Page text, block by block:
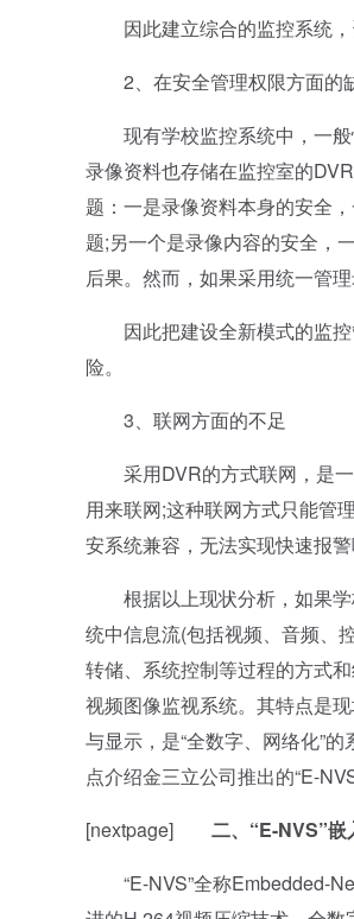
因此建立综合的监控系统，
2、在安全管理权限方面的
现有学校监控系统中，一般
录像资料也存储在监控室的
题：一是录像资料本身的安全
题;另一个是录像内容的安全，
后果。然而，如果采用统一管
因此把建设全新模式的监控
险。
3、联网方面的不足
采用DVR的方式联网，是一
用来联网;这种联网方式只能管
安系统兼容，无法实现快速报警
根据以上现状分析，如果学
统中信息流(包括视频、音频、
转储、系统控制等过程的方式
视频图像监视系统。其特点是
与显示，是“全数字、网络化”
点介绍金三立公司推出的“E-
[nextpage] 二、“E-NVS”
“E-NVS”全称Embedded-